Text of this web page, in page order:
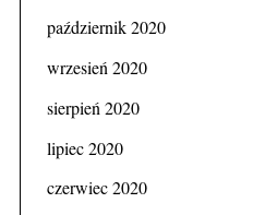
październik 2020
wrzesień 2020
sierpień 2020
lipiec 2020
czerwiec 2020